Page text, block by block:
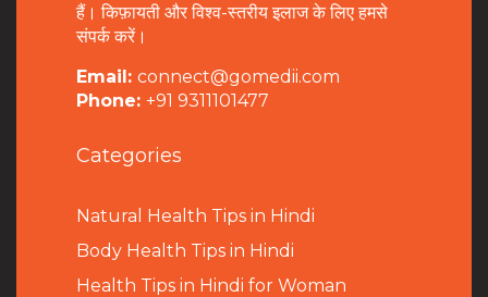
हैं। किफ़ायती और विश्व-स्तरीय इलाज के लिए हमसे
संपर्क करें।
Email: connect@gomedii.com
Phone: +91 9311101477
Categories
Natural Health Tips in Hindi
Body Health Tips in Hindi
Health Tips in Hindi for Woman